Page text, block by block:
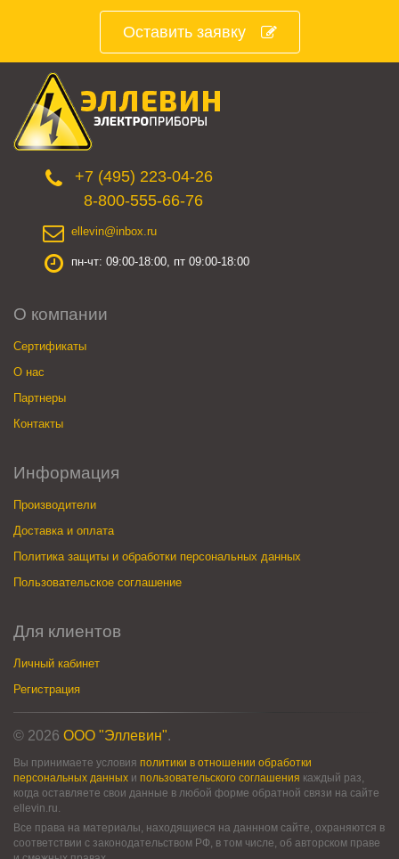
Оставить заявку
+7 (495) 223-04-26
8-800-555-66-76
ellevin@inbox.ru
пн-чт: 09:00-18:00, пт 09:00-18:00
О компании
Сертификаты
О нас
Партнеры
Контакты
Информация
Производители
Доставка и оплата
Политика защиты и обработки персональных данных
Пользовательское соглашение
Для клиентов
Личный кабинет
Регистрация
© 2026 ООО "Эллевин".
Вы принимаете условия политики в отношении обработки
персональных данных и пользовательского соглашения каждый раз,
когда оставляете свои данные в любой форме обратной связи на сайте
ellevin.ru.
Все права на материалы, находящиеся на даннном сайте, охраняются в
соответствии с законодательством РФ, в том числе, об авторском праве